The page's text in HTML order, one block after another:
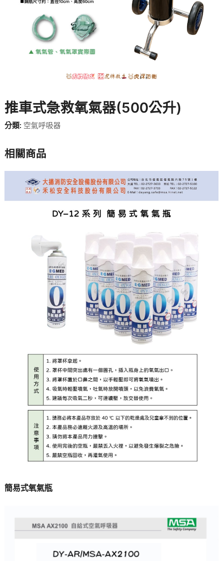
推車式急救氧氣器(500公升)
分類: 空氣呼吸器
相關商品
簡易式氧氣瓶